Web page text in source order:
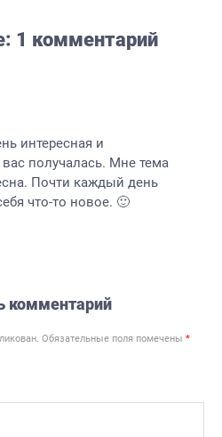
1 комментарий
интересная и
вас получалась. Мне тема
Почти каждый день
что-то новое. 🙂
комментарий
Обязательные поля помечены *